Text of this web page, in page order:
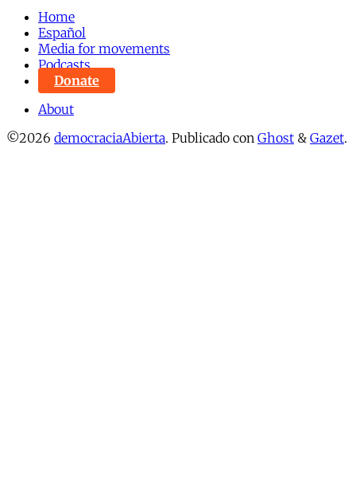
Home
Español
Media for movements
Podcasts
Donate
About
©2026 democraciaAbierta. Publicado con Ghost & Gazet.